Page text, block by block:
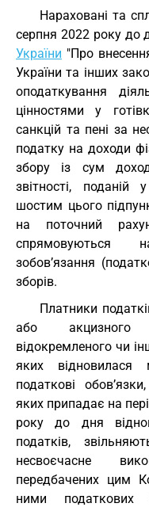
Нараховані та
серпня 2022 року до
України "Про
України та інших
оподаткування
цінностями у
санкцій та пені за
податку на доходи
збору із сум
звітності,
шостим цього
на поточний
спрямовуються
зобов’язання
зборів.
Платники
або акцизного
відокремленого чи
яких відновилася
податкові
яких припадає на
року до дня
податків,
несвоєчасне
передбачених цим
ними податкових